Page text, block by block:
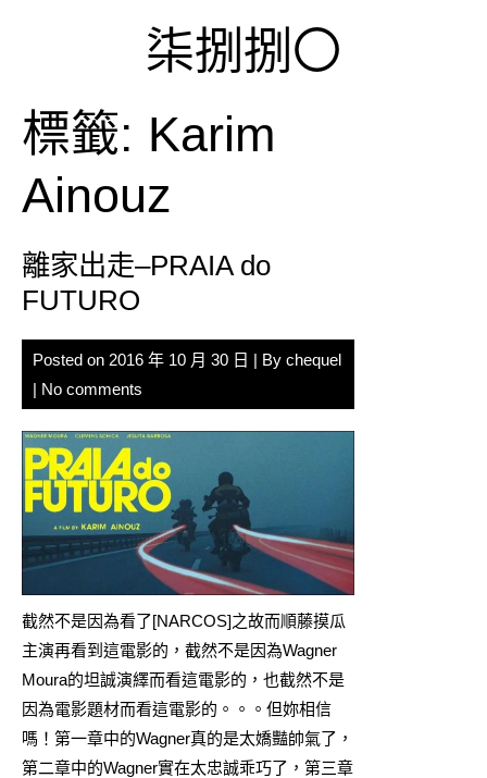
柒捌捌〇
標籤: Karim
Ainouz
離家出走–PRAIA do
FUTURO
Posted on 2016 年 10 月 30 日 | By chequel
| No comments
截然不是因為看了[NARCOS]之故而順藤摸瓜
主演再看到這電影的，截然不是因為Wagner
Moura的坦誠演繹而看這電影的，也截然不是
因為電影題材而看這電影的。。。但妳相信
嗎！第一章中的Wagner真的是太嬌豔帥氣了，
第二章中的Wagner實在太忠誠乖巧了，第三章